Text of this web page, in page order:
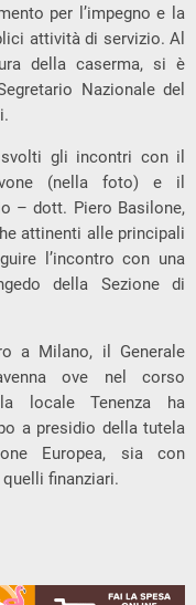
per l’impegno e la
attività di servizio. Al
della caserma, si è
Nazionale del
gli incontri con il
(nella foto) e il
– dott. Piero Basilone,
attinenti alle principali
l’incontro con una
della Sezione di
a Milano, il Generale
ove nel corso
locale Tenenza ha
a presidio della tutela
Europea, sia con
finanziari.